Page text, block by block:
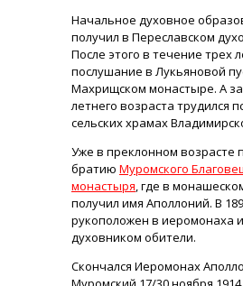
Начальное духовное
получил в Переславском
После этого в течение трех
послушание в Лукьяновой
Махрищском монастыре. А
летнего возраста трудился
сельских храмах
Уже в преклонном возрасте
братию Муромского
монастыря, где в
получил имя Аполлоний. В
рукоположен в иеромонаха и
духовником обители.
Скончался Иеромонах